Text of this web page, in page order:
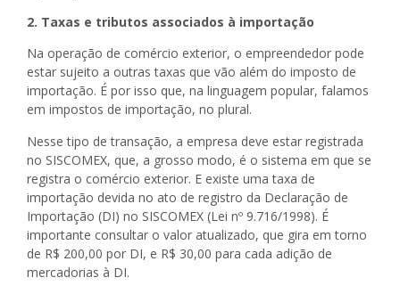
2. Taxas e tributos associados à importação
Na operação de comércio exterior, o empreendedor pode
estar sujeito a outras taxas que vão além do imposto de
importação. É por isso que, na linguagem popular, falamos
em impostos de importação, no plural.
Nesse tipo de transação, a empresa deve estar registrada
no SISCOMEX, que, a grosso modo, é o sistema em que se
registra o comércio exterior. E existe uma taxa de
importação devida no ato de registro da Declaração de
Importação (DI) no SISCOMEX (Lei nº 9.716/1998). É
importante consultar o valor atualizado, que gira em torno
de R$ 200,00 por DI, e R$ 30,00 para cada adição de
mercadorias à DI.